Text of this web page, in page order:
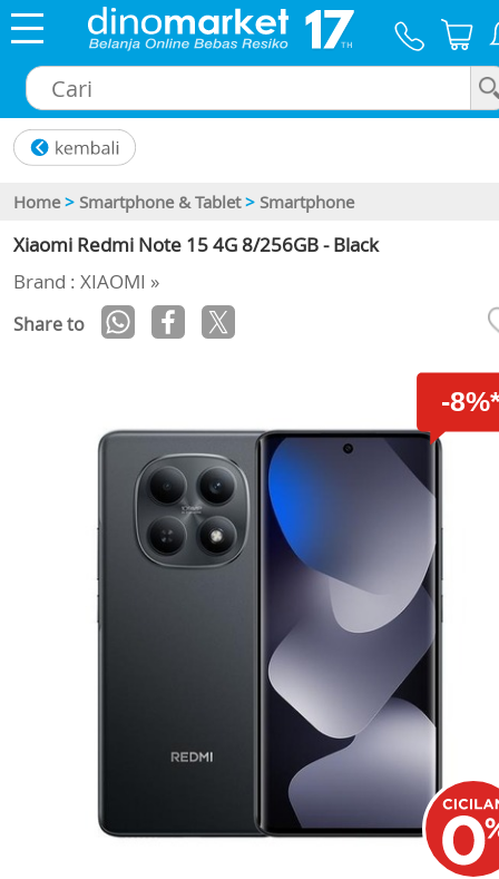
Home > Smartphone & Tablet > Smartphone
Xiaomi Redmi Note 15 4G 8/256GB - Black
Brand : XIAOMI »
Share to
-